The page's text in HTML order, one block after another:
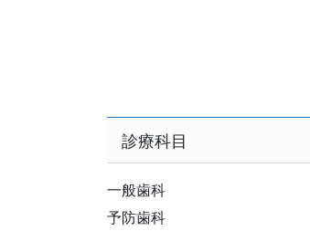
診療科目
一般歯科
予防歯科